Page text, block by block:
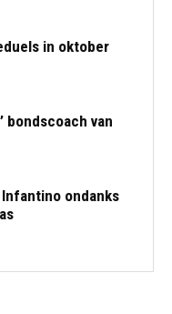
in oktober
bondscoach van
ondanks